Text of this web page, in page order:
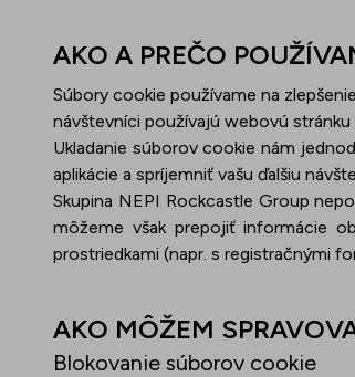
AKO A PREČO
Súbory cookie používame na
návštevníci používajú webovú stránku
Ukladanie súborov cookie nám
aplikácie a spríjemniť vašu ďalšiu
Skupina NEPI Rockcastle Group
môžeme však prepojiť informácie
prostriedkami (napr. s registračnými
AKO MÔŽEM
Blokovanie súborov cookie